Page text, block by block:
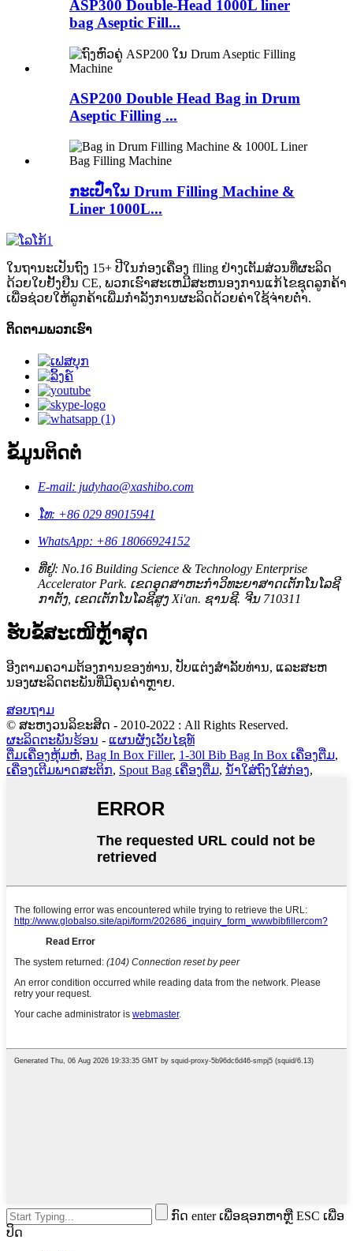
ASP300 Double-Head 1000L liner
bag Aseptic Fill...
ASP200 Double Head Bag in Drum
Aseptic Filling ...
ກະເປົ໋າໃນ Drum Filling Machine &
Liner 1000L...
ໃນຖານະເປັນຖົງ 15+ ປີໃນກ່ອງເຄື່ອງ flling ຢ່າງເຕັມສ່ວນທີ່ຜະລິດ
ດ້ວຍໃບຢັ້ງຢືນ CE, ພວກເຮົາສະເຫມີສະຫນອງການແກ້ໄຂຊຸດລູກຄ້າ
ເພື່ອຊ່ວຍໃຫ້ລູກຄ້າເພີ່ມກໍາລັງການຜະລິດດ້ວຍຄ່າໃຊ້ຈ່າຍຕ່ໍາ.
ຕິດຕາມພວກເຮົາ
ຂໍ້ມູນຕິດຕໍ່
E-mail: judyhao@xashibo.com
ໂທ: +86 029 89015941
WhatsApp: +86 18066924152
ທີ່ຢູ່: No.16 Building Science & Technology Enterprise
Accelerator Park. ​ເຂດ​ອຸດສາຫະກຳ​ວິທະຍາສາດ​ເຕັກ​ໂນ​ໂລ​ຊີ​
ກາ​ຕັງ, ​ເຂດ​ເຕັກ​ໂນ​ໂລ​ຊີ​ສູງ Xi'an. ຊານຊີ. ຈີນ 710311
ຮັບຂໍ້ສະເໜີຫຼ້າສຸດ
ອີງຕາມຄວາມຕ້ອງການຂອງທ່ານ, ປັບແຕ່ງສໍາລັບທ່ານ, ແລະສະຫ
ນອງຜະລິດຕະພັນທີ່ມີຄຸນຄ່າຫຼາຍ.
ສອບຖາມ
© ສະຫງວນລິຂະສິດ - 2010-2022 : All Rights Reserved.
ຜະລິດຕະພັນຮ້ອນ - ແຜນຜັງເວັບໄຊທ໌
ຕື່ມເຄື່ອງຫຸ້ມຫໍ່, Bag In Box Filler, 1-30l Bib Bag In Box ເຄື່ອງຕື່ມ,
ເຄື່ອງເຕີມພາດສະຕິກ, Spout Bag ເຄື່ອງຕື່ມ, ນ້ຳໃສ່ຖົງໃສ່ກ່ອງ,
ກົດ enter ເພື່ອຊອກຫາຫຼື ESC ເພື່ອ
ປິດ